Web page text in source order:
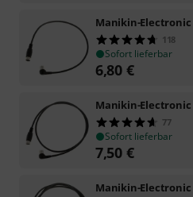
Manikin-Electronic
118
Sofort lieferbar
6,80 €
Manikin-Electronic
77
Sofort lieferbar
7,50 €
Manikin-Electronic